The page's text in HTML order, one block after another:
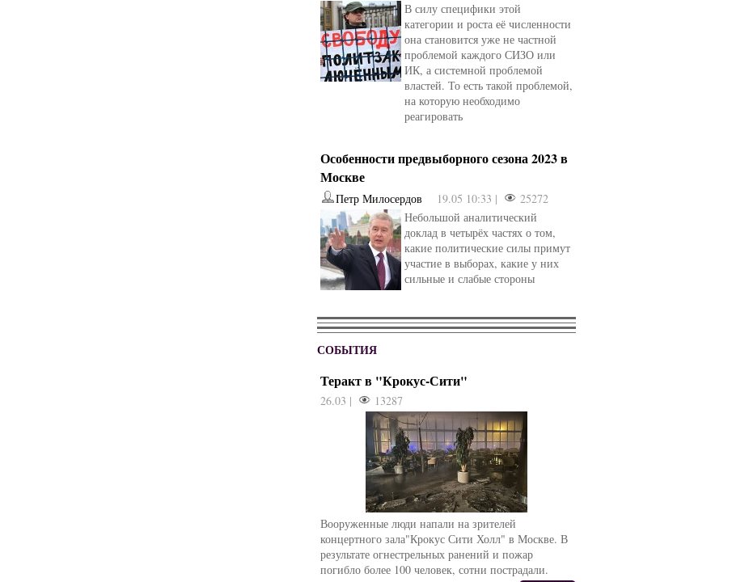
В силу специфики этой
категории и роста её численности
она становится уже не частной
проблемой каждого СИЗО или
ИК, а системной проблемой
властей. То есть такой проблемой,
на которую необходимо
реагировать
Особенности предвыборного сезона 2023 в
Москве
Петр Милосердов 19.05 10:33 |
25272
Небольшой аналитический
доклад в четырёх частях о том,
какие политические силы примут
участие в выборах, какие у них
сильные и слабые стороны
СОБЫТИЯ
Теракт в "Крокус-Сити"
26.03 | 13287
Вооруженные люди напали на зрителей
концертного зала"Крокус Сити Холл" в Москве. В
результате огнестрельных ранений и пожар
погибло более 100 человек, сотни пострадали.